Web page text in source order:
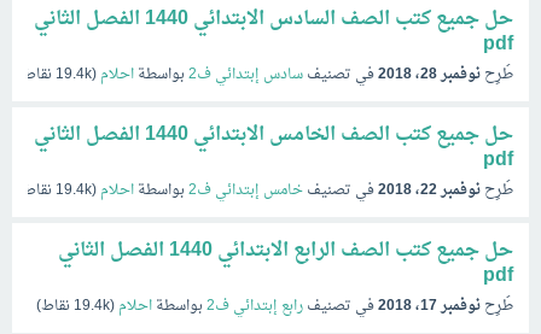
حل جميع كتب الصف السادس الابتدائي 1440 الفصل الثاني
pdf
طُرِحنوفمبر 28، 2018 في تصنيفسادس إبتدائي ف2 بواسطةاحلام(
19.4kنقاط)
حل جميع كتب الصف الخامس الابتدائي 1440 الفصل الثاني
pdf
طُرِحنوفمبر 22، 2018 في تصنيفخامس إبتدائي ف2 بواسطةاحلام(
19.4kنقاط)
حل جميع كتب الصف الرابع الابتدائي 1440 الفصل الثاني
pdf
طُرِحنوفمبر 17، 2018 في تصنيفرابع إبتدائي ف2 بواسطةاحلام(
19.4kنقاط)